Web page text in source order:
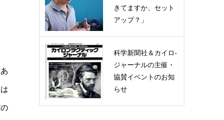
きてますか、セット
アップ？」
科学新聞社＆カイロ-
ジャーナルの主催・
協賛イベントのお知
らせ